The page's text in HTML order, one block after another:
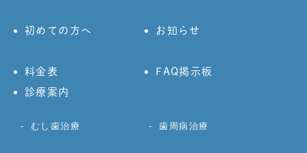
初めての方へ お知らせ
料金表
FAQ掲示板
診療案内
むし歯治療 歯周病治療